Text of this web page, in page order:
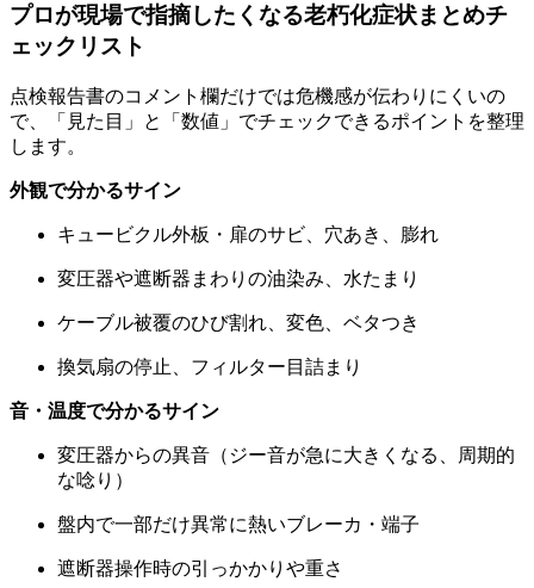
プロが現場で指摘したくなる老朽化症状まとめチ
ェックリスト
点検報告書のコメント欄だけでは危機感が伝わりにくいの
で、「見た目」と「数値」でチェックできるポイントを整理
します。
外観で分かるサイン
キュービクル外板・扉のサビ、穴あき、膨れ
変圧器や遮断器まわりの油染み、水たまり
ケーブル被覆のひび割れ、変色、ベタつき
換気扇の停止、フィルター目詰まり
音・温度で分かるサイン
変圧器からの異音（ジー音が急に大きくなる、周期的
な唸り）
盤内で一部だけ異常に熱いブレーカ・端子
遮断器操作時の引っかかりや重さ